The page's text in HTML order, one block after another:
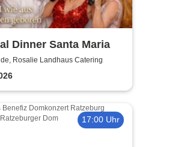
Dinner Santa Maria
Rosalie Landhaus Catering
17:00 Uhr